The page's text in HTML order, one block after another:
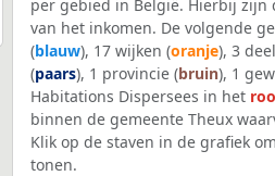
per gebied in België. Hierbij zijn
van het inkomen. De volgende
(blauw), 17 wijken (oranje), 3
(paars), 1 provincie (bruin), 1
Habitations Dispersees in het
binnen de gemeente Theux
Klik op de staven in de grafiek
tonen.